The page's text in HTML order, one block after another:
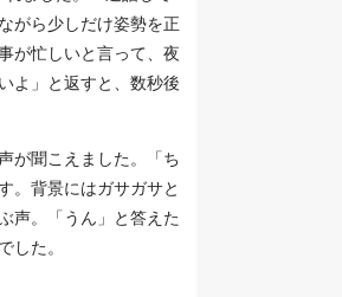
がら少しだけ姿勢を正
が忙しいと言って、夜
よ」と返すと、数秒後
が聞こえました。「ち
。背景にはガサガサと
声。「うん」と答えた
した。